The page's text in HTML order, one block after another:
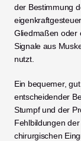
der Bestimmung
Gliedmaßen oder
Signale aus
nutzt.
Ein bequemer,
entscheidender
Stumpf und der
Fehlbildungen
chirurgischen